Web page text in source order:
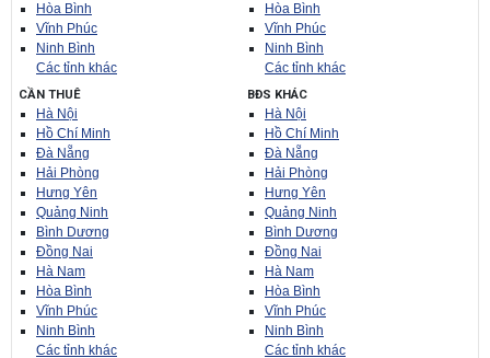
Hòa Bình
Vĩnh Phúc
Ninh Bình
Các tỉnh khác
Hòa Bình
Vĩnh Phúc
Ninh Bình
Các tỉnh khác
CẦN THUÊ
Hà Nội
Hồ Chí Minh
Đà Nẵng
Hải Phòng
Hưng Yên
Quảng Ninh
Bình Dương
Đồng Nai
Hà Nam
Hòa Bình
Vĩnh Phúc
Ninh Bình
Các tỉnh khác
BĐS KHÁC
Hà Nội
Hồ Chí Minh
Đà Nẵng
Hải Phòng
Hưng Yên
Quảng Ninh
Bình Dương
Đồng Nai
Hà Nam
Hòa Bình
Vĩnh Phúc
Ninh Bình
Các tỉnh khác